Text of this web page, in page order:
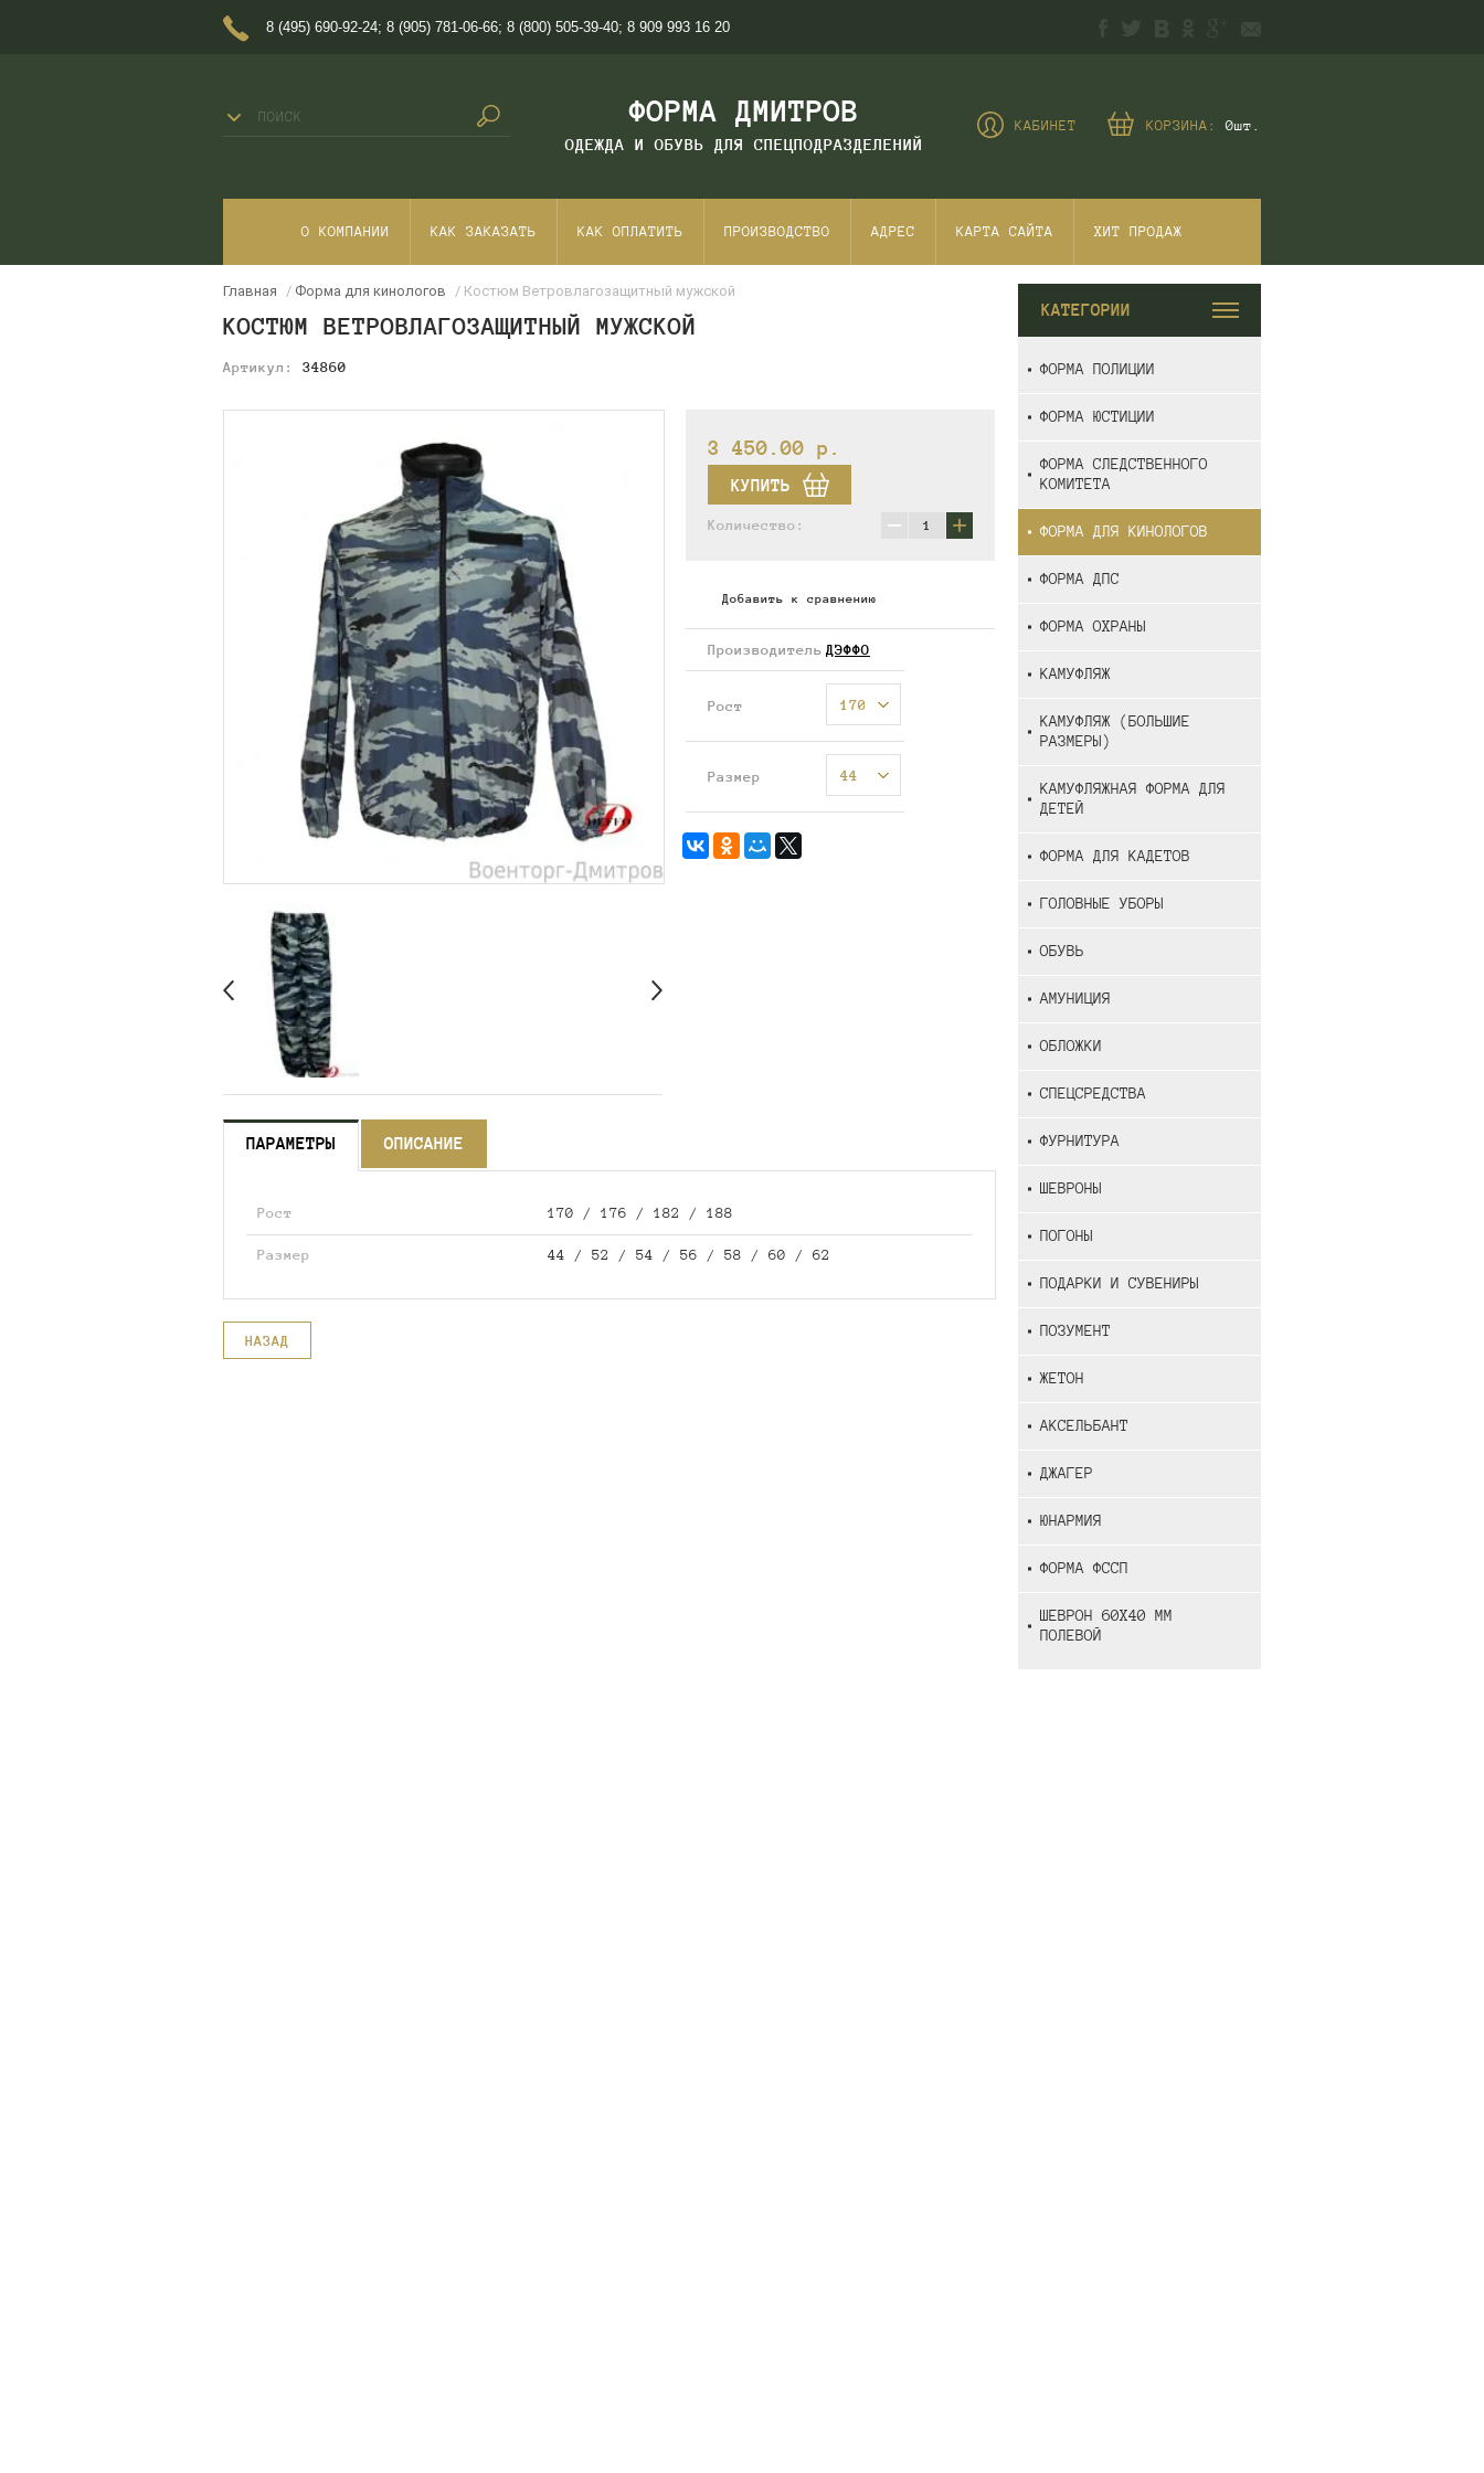
8 (495) 690-92-24; 8 (905) 781-06-66; 8 (800) 505-39-40; 8 909 993 16 20
КОРЗИНА:0шт.
КАБИНЕТ
ФОРМА ДМИТРОВ
ОДЕЖДА И ОБУВЬ ДЛЯ СПЕЦПОДРАЗДЕЛЕНИЙ
О КОМПАНИИ КАК ЗАКАЗАТЬ КАК ОПЛАТИТЬ ПРОИЗВОДСТВО АДРЕС КАРТА САЙТА ХИТ ПРОДАЖ
КАТЕГОРИИ
ФОРМА ПОЛИЦИИ
ФОРМА ЮСТИЦИИ
ФОРМА СЛЕДСТВЕННОГО
КОМИТЕТА
ФОРМА ДЛЯ КИНОЛОГОВ
ФОРМА ДПС
ФОРМА ОХРАНЫ
КАМУФЛЯЖ
КАМУФЛЯЖ (БОЛЬШИЕ
РАЗМЕРЫ)
КАМУФЛЯЖНАЯ ФОРМА ДЛЯ
ДЕТЕЙ
ФОРМА ДЛЯ КАДЕТОВ
ГОЛОВНЫЕ УБОРЫ
ОБУВЬ
АМУНИЦИЯ
ОБЛОЖКИ
СПЕЦСРЕДСТВА
ФУРНИТУРА
ШЕВРОНЫ
ПОГОНЫ
ПОДАРКИ И СУВЕНИРЫ
ПОЗУМЕНТ
ЖЕТОН
АКСЕЛЬБАНТ
ДЖАГЕР
ЮНАРМИЯ
ФОРМА ФССП
ШЕВРОН 60Х40 ММ
ПОЛЕВОЙ
Главная / Форма для кинологов / Костюм Ветровлагозащитный мужской
КОСТЮМ ВЕТРОВЛАГОЗАЩИТНЫЙ МУЖСКОЙ
Артикул: 34860
3 450.00 p.
КУПИТЬ
Количество: − +
Добавить к сравнению
Производитель ДЭФФО
Рост 170
Размер 44
ПАРАМЕТРЫ ОПИСАНИЕ
Рост 170 / 176 / 182 / 188
Размер 44 / 52 / 54 / 56 / 58 / 60 / 62
НАЗАД